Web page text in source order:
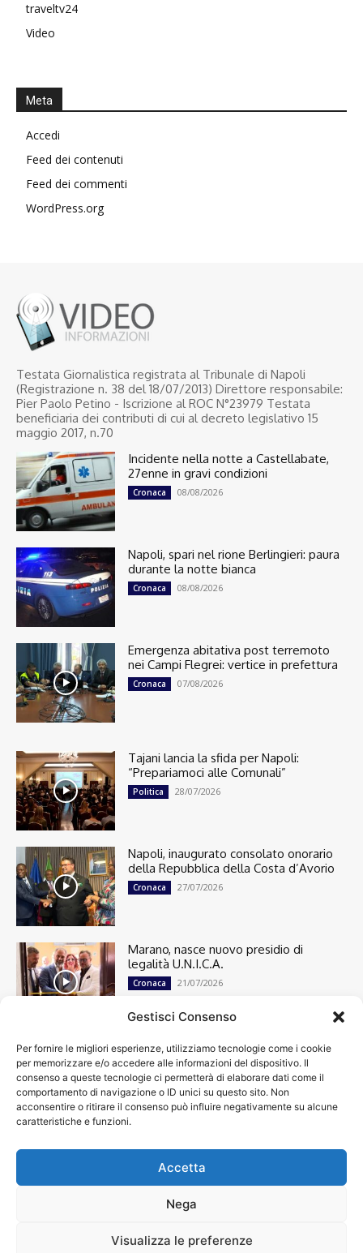
Gestisci Consenso
Per fornire le migliori esperienze, utilizziamo tecnologie come i cookie
per memorizzare e/o accedere alle informazioni del dispositivo. Il
consenso a queste tecnologie ci permetterà di elaborare dati come il
comportamento di navigazione o ID unici su questo sito. Non
acconsentire o ritirare il consenso può influire negativamente su alcune
caratteristiche e funzioni.
Accetta
Nega
Visualizza le preferenze
traveltv24
Video
Meta
Accedi
Feed dei contenuti
Feed dei commenti
WordPress.org
Testata Giornalistica registrata al Tribunale di Napoli
(Registrazione n. 38 del 18/07/2013) Direttore responsabile:
Pier Paolo Petino - Iscrizione al ROC N°23979 Testata
beneficiaria dei contributi di cui al decreto legislativo 15
maggio 2017, n.70
Incidente nella notte a Castellabate,
27enne in gravi condizioni
Cronaca 08/08/2026
Napoli, spari nel rione Berlingieri: paura
durante la notte bianca
Cronaca 08/08/2026
Emergenza abitativa post terremoto
nei Campi Flegrei: vertice in prefettura
Cronaca 07/08/2026
Tajani lancia la sfida per Napoli:
“Prepariamoci alle Comunali”
Politica 28/07/2026
Napoli, inaugurato consolato onorario
della Repubblica della Costa d’Avorio
Cronaca 27/07/2026
Marano, nasce nuovo presidio di
legalità U.N.I.C.A.
Cronaca 21/07/2026
Cronaca
13501
Attualità
7305
top
News
4209
Cultura
Contatti Privacy Policy
Accessibilità